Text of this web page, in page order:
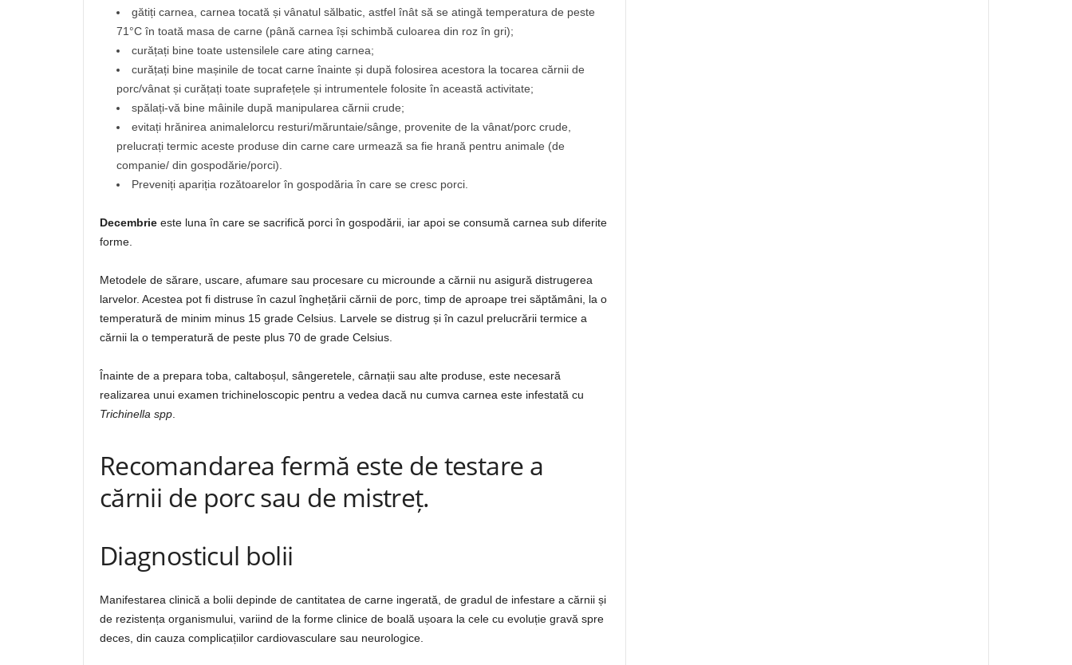
gătiți carnea, carnea tocată și vânatul sălbatic, astfel înât să se atingă temperatura de peste
71°C în toată masa de carne (până carnea își schimbă culoarea din roz în gri);
curățați bine toate ustensilele care ating carnea;
curățați bine mașinile de tocat carne înainte și după folosirea acestora la tocarea cărnii de
porc/vânat și curățați toate suprafețele și intrumentele folosite în această activitate;
spălați-vă bine mâinile după manipularea cărnii crude;
evitați hrănirea animalelorcu resturi/măruntaie/sânge, provenite de la vânat/porc crude,
prelucrați termic aceste produse din carne care urmează sa fie hrană pentru animale (de
companie/ din gospodărie/porci).
Preveniți apariția rozătoarelor în gospodăria în care se cresc porci.
Decembrie este luna în care se sacrifică porci în gospodării, iar apoi se consumă carnea sub diferite
forme.
Metodele de sărare, uscare, afumare sau procesare cu microunde a cărnii nu asigură distrugerea
larvelor. Acestea pot fi distruse în cazul înghețării cărnii de porc, timp de aproape trei săptămâni, la o
temperatură de minim minus 15 grade Celsius. Larvele se distrug și în cazul prelucrării termice a
cărnii la o temperatură de peste plus 70 de grade Celsius.
Înainte de a prepara toba, caltaboșul, sângeretele, cârnații sau alte produse, este necesară
realizarea unui examen trichineloscopic pentru a vedea dacă nu cumva carnea este infestată cu
Trichinella spp
Recomandarea fermă este de testare a
cărnii de porc sau de mistreț.
Diagnosticul bolii
Manifestarea clinică a bolii depinde de cantitatea de carne ingerată, de gradul de infestare a cărnii și
de rezistența organismului, variind de la forme clinice de boală ușoara la cele cu evoluție gravă spre
deces, din cauza complicațiilor cardiovasculare sau neurologice.